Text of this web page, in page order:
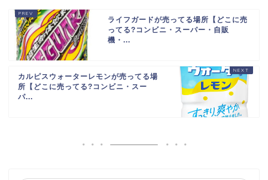
ライフガードが売ってる場所【どこに売
ってる?コンビニ・スーパー・自販
機・...
カルピスウォーターレモンが売ってる場
所【どこに売ってる?コンビニ・スー
パ...